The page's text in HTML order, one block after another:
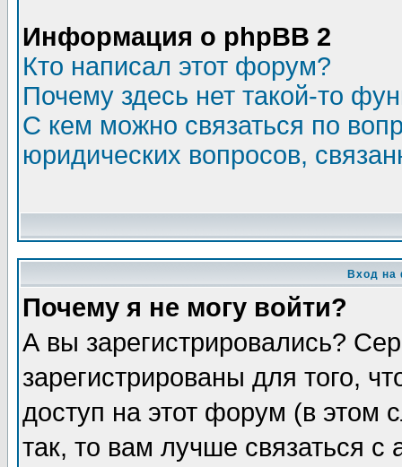
Информация о phpBB 2
Кто написал этот форум?
Почему здесь нет такой-то
С кем можно связаться по
юридических вопросов,
Вход на
Почему я не могу войти?
А вы зарегистрировались?
зарегистрированы для того,
доступ на этот форум (в этом
так, то вам лучше связаться